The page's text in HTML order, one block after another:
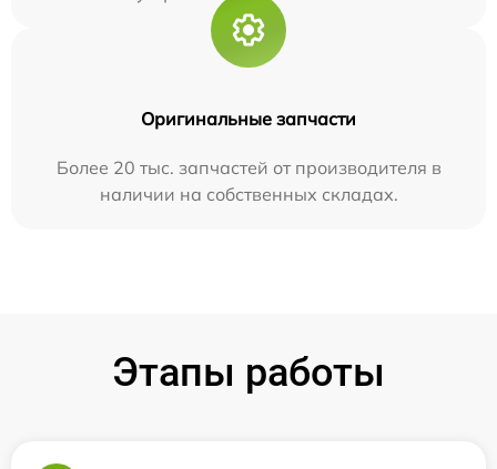
Оригинальные запчасти
Более 20 тыс. запчастей от производителя в
наличии на собственных складах.
Этапы работы